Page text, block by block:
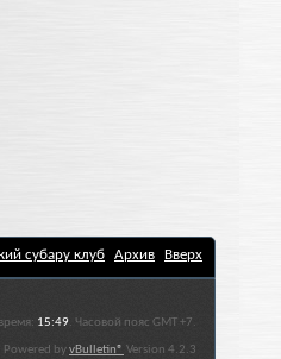
субару клуб Архив Вверх
15:49. Часовой пояс GMT +7.
Powered byvBulletin® Version 4.2.3